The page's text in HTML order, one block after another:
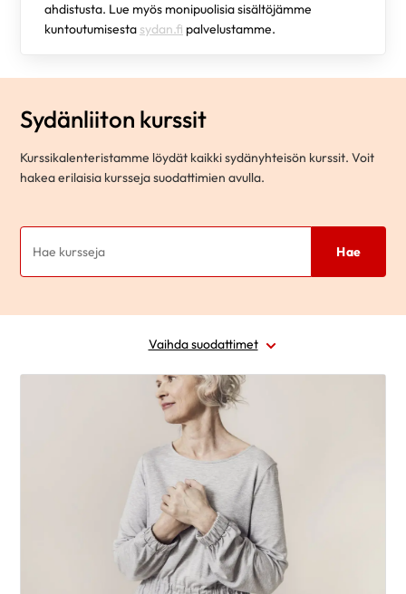
ahdistusta. Lue myös monipuolisia sisältöjämme
kuntoutumisesta sydan.fi palvelustamme.
Sydänliiton kurssit
Kurssikalenteristamme löydät kaikki sydänyhteisön kurssit. Voit
hakea erilaisia kursseja suodattimien avulla.
Hae
Vaihda suodattimet